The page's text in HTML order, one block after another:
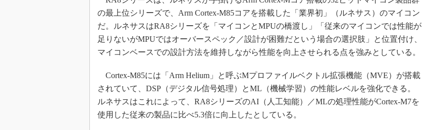
の最上位シリーズで、Arm Cortex-M85コアを搭載した「業界初」（ルネサス）のマイコン
だ。ルネサスはRA8シリーズを「マイコンとMPUの橋渡し」「従来のマイコンでは性能が
足りないがMPUではオーバースペック／設計が困難だという場合の選択肢」と位置付け、
マイコンベースでの設計方法を維持しながら性能を向上させられる点を強みとしている。
Cortex-M85には「Arm Helium」と呼ぶMプロファイルベクトル拡張機能（MVE）が搭載
されていて、DSP（デジタル信号処理）とML（機械学習）の性能レベルを強化できる。
ルネサスはこれによって、RA8シリーズのAI（人工知能）／MLの処理性能がCortex-M7を
使用した従来の製品に比べ5.3倍に向上したとしている。